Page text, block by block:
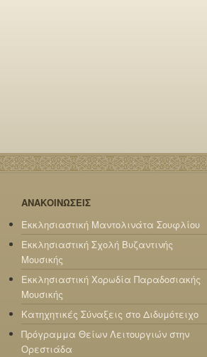
ΑΝΑΚΟΙΝΩΣΕΙΣ
Εκκλησιαστική Μαντολινάτα Σουφλίου
Εκκλησιαστική Σχολή Βυζαντινής
Μουσικής
Εκκλησιαστική Χορωδία Παραδοσιακής
Μουσικής
Κατηχητικές Σύναξεις στο Διδυμότειχο
Πρόγραμμα Θείων Λειτουργιών στην
Ορεστιάδα